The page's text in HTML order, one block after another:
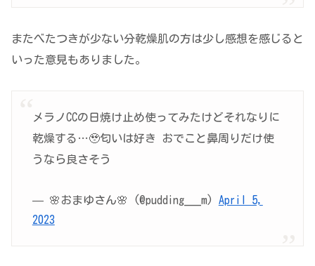
またべたつきが少ない分乾燥肌の方は少し感想を感じると
いった意見もありました。
メラノCCの日焼け止め使ってみたけどそれなりに
乾燥する…🥹匂いは好き おでこと鼻周りだけ使
うなら良さそう
— 🌸おまゆさん🌸 (@pudding___m) April 5,
2023